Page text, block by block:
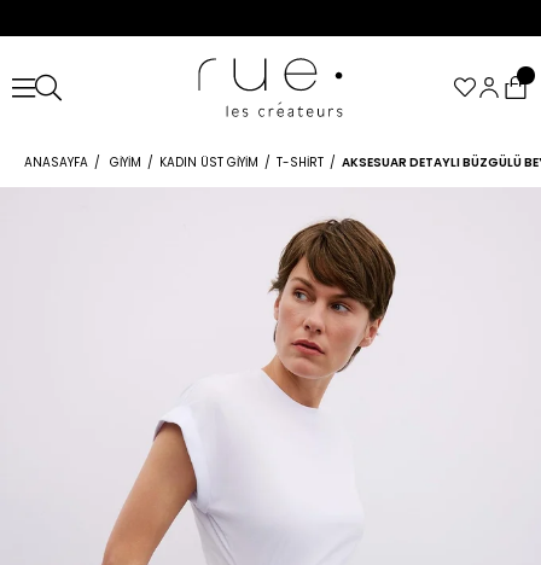
ANASAYFA GIYIM KADIN ÜST GIYIM T-SHIRT AKSESUAR DETAYLI BÜZGÜLÜ